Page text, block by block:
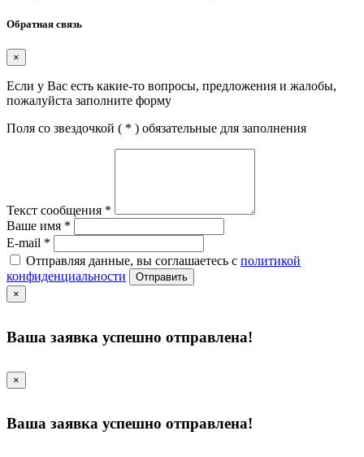
Обратная связь
×
Если у Вас есть какие-то вопросы, предложения и жалобы,
пожалуйста заполните форму
Поля со звездочкой ( * ) обязательные для заполнения
Текст сообщения *
Ваше имя *
E-mail *
Отправляя данные, вы соглашаетесь с политикой
конфиденциальности
Отправить
×
Ваша заявка успешно отправлена!
×
Ваша заявка успешно отправлена!